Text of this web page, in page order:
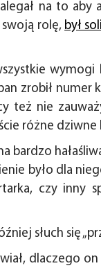
na to aby
swoją rolę, był
wymogi
zrobił
też nie
różne
bardzo
było dla
czy inny
słuch się
dlaczego